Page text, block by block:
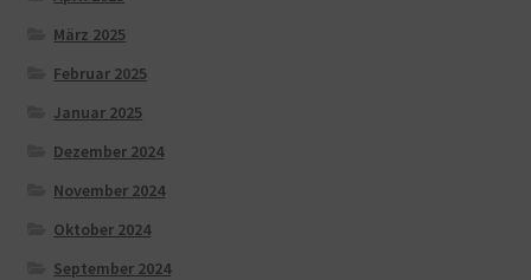
März 2025
Februar 2025
Januar 2025
Dezember 2024
November 2024
Oktober 2024
September 2024